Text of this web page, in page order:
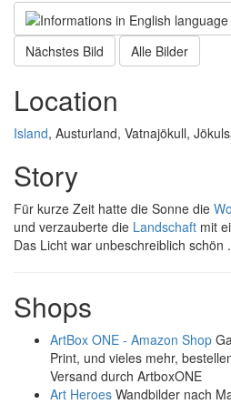
Nächstes Bild
Alle Bilder
Location
Island, Austurland, Vatnajökull,
Story
Für kurze Zeit hatte die Sonne die
und verzauberte die Landschaft mit
Das Licht war unbeschreiblich schön
Shops
ArtBox ONE - Amazon Shop
Print, und vieles mehr,
Versand durch ArtboxONE
Art Heroes Wandbilder nach